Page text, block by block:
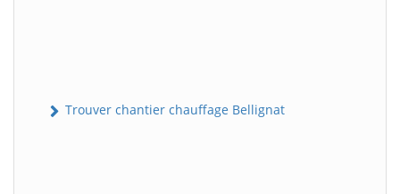
Trouver chantier chauffage Bellignat